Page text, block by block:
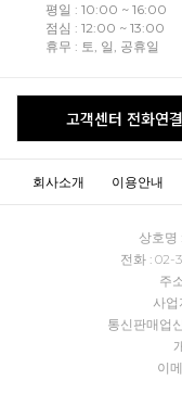
평일 : 10:00 ~ 16:00
점심 : 12:00 ~ 13:00
휴무 : 토, 일, 공휴일
고객센터 전화연결
회사소개 이용안내
상호명
전화 : 02-
주
사업
통신판매업
이